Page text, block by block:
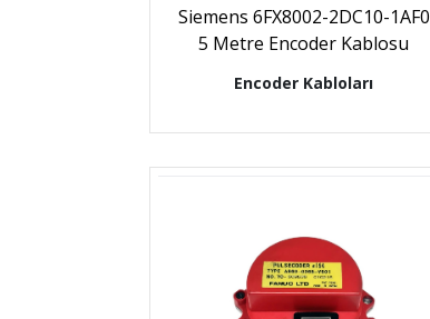
Siemens 6FX8002-2DC10-1AF0
5 Metre Encoder Kablosu
Encoder Kabloları